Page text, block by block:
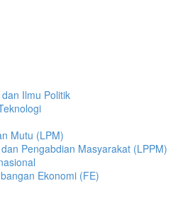
Ilmu Politik
Mutu (LPM)
Pengabdian Masyarakat (LPPM)
Ekonomi (FE)